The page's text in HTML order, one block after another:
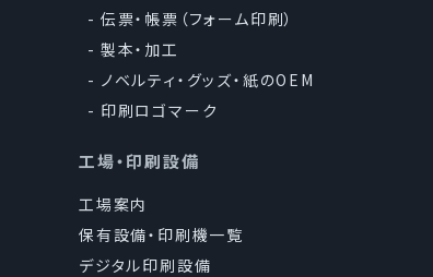
伝票・帳票（フォーム印刷）
製本・加工
ノベルティ・グッズ・紙のOEM
印刷ロゴマーク
工場・印刷設備
工場案内
保有設備・印刷機一覧
デジタル印刷設備